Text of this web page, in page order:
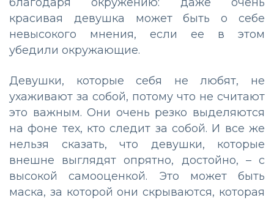
красивая девушка может быть о себе
невысокого мнения, если ее в этом
убедили окружающие.
Девушки, которые себя не любят, не
ухаживают за собой, потому что не считают
это важным. Они очень резко выделяются
на фоне тех, кто следит за собой. И все же
нельзя сказать, что девушки, которые
внешне выглядят опрятно, достойно, – с
высокой самооценкой. Это может быть
маска, за которой они скрываются, которая